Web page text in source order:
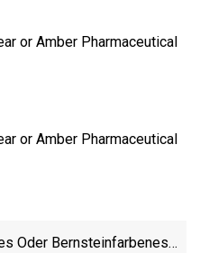
Oder Bernsteinfarbenes